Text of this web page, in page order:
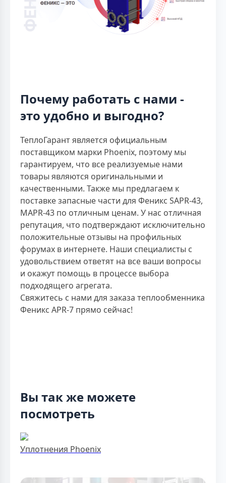
Почему работать с нами -
это удобно и выгодно?
ТеплоГарант является официальным
поставщиком марки Phoenix, поэтому мы
гарантируем, что все реализуемые нами
товары являются оригинальными и
качественными. Также мы предлагаем к
поставке запасные части для Феникс SAPR-43,
MAPR-43 по отличным ценам. У нас отличная
репутация, что подтверждают исключительно
положительные отзывы на профильных
форумах в интернете. Наши специалисты с
удовольствием ответят на все ваши вопросы
и окажут помощь в процессе выбора
подходящего агрегата.
Свяжитесь с нами для заказа теплообменника
Феникс APR-7 прямо сейчас!
Вы так же можете
посмотреть
Уплотнения Phoenix